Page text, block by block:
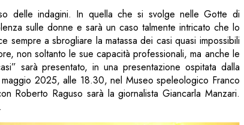
delle indagini. In quella che si svolge nelle Gotte di
sulle donne e sarà un caso talmente intricato che lo
sempre a sbrogliare la matassa dei casi quasi impossibili
non soltanto le sue capacità professionali, ma anche le
sarà presentato, in una presentazione ospitata dalla
2025, alle 18.30, nel Museo speleologico Franco
Roberto Raguso sarà la giornalista Giancarla Manzari.